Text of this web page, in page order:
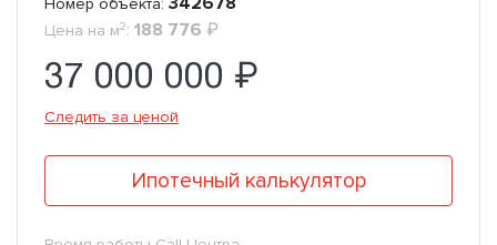
Номер объекта:
Цена на м2: 188 776 ₽
37 000 000 ₽
Следить за ценой
Ипотечный калькулятор